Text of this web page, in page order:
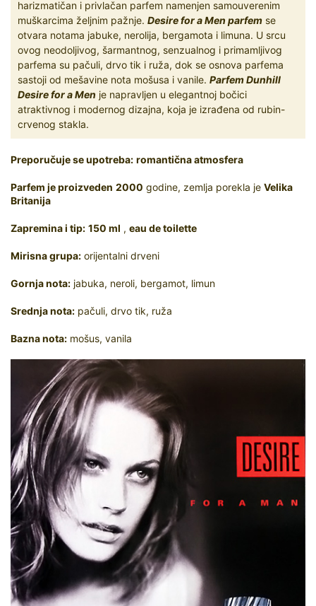
harizmatičan i privlačan parfem namenjen samouverenim
muškarcima željnim pažnje. Desire for a Men parfem se
otvara notama jabuke, nerolija, bergamota i limuna. U srcu
ovog neodoljivog, šarmantnog, senzualnog i primamljivog
parfema su pačuli, drvo tik i ruža, dok se osnova parfema
sastoji od mešavine nota mošusa i vanile. Parfem Dunhill
Desire for a Men je napravljen u elegantnoj bočici
atraktivnog i modernog dizajna, koja je izrađena od rubin-
crvenog stakla.
Preporučuje se upotreba: romantična atmosfera
Parfem je proizveden 2000 godine, zemlja porekla je Velika
Britanija
Zapremina i tip: 150 ml , eau de toilette
Mirisna grupa: orijentalni drveni
Gornja nota: jabuka, neroli, bergamot, limun
Srednja nota: pačuli, drvo tik, ruža
Bazna nota: mošus, vanila